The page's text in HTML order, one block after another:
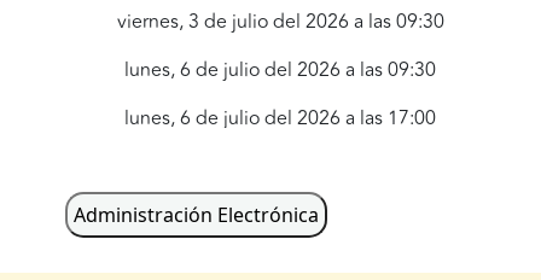
viernes, 3 de julio del 2026 a las 09:30
lunes, 6 de julio del 2026 a las 09:30
lunes, 6 de julio del 2026 a las 17:00
martes, 7 de julio del 2026 a las 17:00
Administración Electrónica